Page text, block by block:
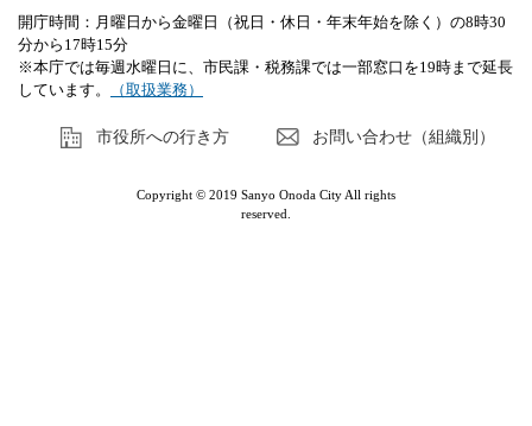
開庁時間：月曜日から金曜日（祝日・休日・年末年始を除く）の8時30
分から17時15分
※本庁では毎週水曜日に、市民課・税務課では一部窓口を19時まで延長
しています。
（取扱業務）
市役所への行き方 お問い合わせ（組織別）
Copyright © 2019 Sanyo Onoda City All rights
reserved.